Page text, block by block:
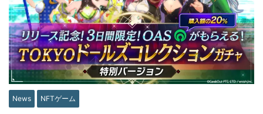
News NFTゲーム